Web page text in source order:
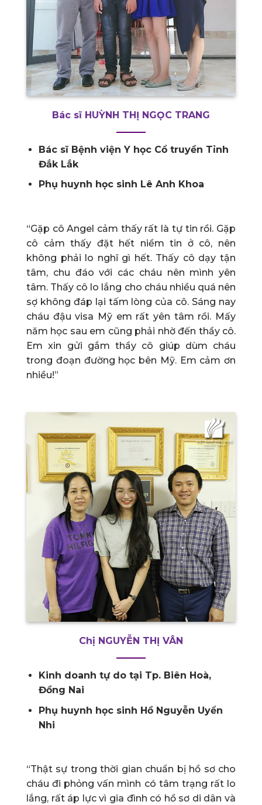
Bác sĩ HUỲNH THỊ NGỌC TRANG
Bác sĩ Bệnh viện Y học Cổ truyền Tỉnh
Đắk Lắk
Phụ huynh học sinh Lê Anh Khoa
“Gặp cô Angel cảm thấy rất là tự tin rồi. Gặp
cô cảm thấy đặt hết niềm tin ở cô, nên
không phải lo nghĩ gì hết. Thấy cô dạy tận
tâm, chu đáo với các cháu nên mình yên
tâm. Thấy cô lo lắng cho cháu nhiều quá nên
sợ không đáp lại tấm lòng của cô. Sáng nay
cháu đậu visa Mỹ em rất yên tâm rồi. Mấy
năm học sau em cũng phải nhờ đến thầy cô.
Em xin gửi gắm thầy cô giúp dùm cháu
trong đoạn đường học bên Mỹ. Em cảm ơn
nhiều!”
Chị NGUYỄN THỊ VÂN
Kinh doanh tự do tại Tp. Biên Hoà,
Đồng Nai
Phụ huynh học sinh Hồ Nguyễn Uyển
Nhi
“Thật sự trong thời gian chuẩn bị hồ sơ cho
cháu đi phỏng vấn mình có tâm trạng rất lo
lắng, rất áp lực vì gia đình có hồ sơ di dân và